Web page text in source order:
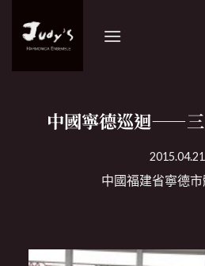
content
中國寧德巡迴——三
2015.04.21
中國福建省寧德